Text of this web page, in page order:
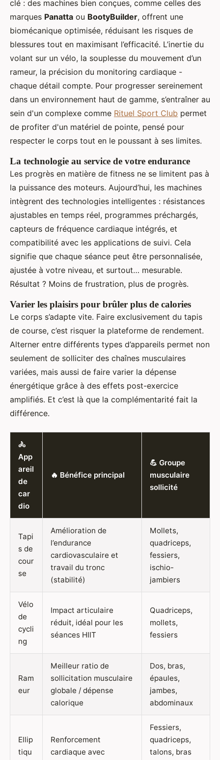
clé : des machines bien conçues, comme celles des
marques Panatta ou BootyBuilder, offrent une
biomécanique optimisée, réduisant les risques de
blessures tout en maximisant l’efficacité. L’inertie du
volant sur un vélo, la souplesse du mouvement d’un
rameur, la précision du monitoring cardiaque -
chaque détail compte. Pour progresser sereinement
dans un environnement haut de gamme, s’entraîner au
sein d'un complexe comme Rituel Sport Club permet
de profiter d'un matériel de pointe, pensé pour
respecter le corps tout en le poussant à ses limites.
La technologie au service de votre endurance
Les progrès en matière de fitness ne se limitent pas à
la puissance des moteurs. Aujourd’hui, les machines
intègrent des technologies intelligentes : résistances
ajustables en temps réel, programmes préchargés,
capteurs de fréquence cardiaque intégrés, et
compatibilité avec les applications de suivi. Cela
signifie que chaque séance peut être personnalisée,
ajustée à votre niveau, et surtout… mesurable.
Résultat ? Moins de frustration, plus de progrès.
Varier les plaisirs pour brûler plus de calories
Le corps s’adapte vite. Faire exclusivement du tapis
de course, c’est risquer la plateforme de rendement.
Alterner entre différents types d’appareils permet non
seulement de solliciter des chaînes musculaires
variées, mais aussi de faire varier la dépense
énergétique grâce à des effets post-exercice
amplifiés. Et c’est là que la complémentarité fait la
différence.
🚴
App
areil
de
car
dio
🔥 Bénéfice principal
💪 Groupe
musculaire
sollicité
Tapi
s de
cour
se
Amélioration de
l’endurance
cardiovasculaire et
travail du tronc
(stabilité)
Mollets,
quadriceps,
fessiers,
ischio-
jambiers
Vélo
de
cycli
ng
Impact articulaire
réduit, idéal pour les
séances HIIT
Quadriceps,
mollets,
fessiers
Ram
eur
Meilleur ratio de
sollicitation musculaire
globale / dépense
calorique
Dos, bras,
épaules,
jambes,
abdominaux
Ellip
tiqu
Renforcement
cardiaque avec
Fessiers,
quadriceps,
talons, bras